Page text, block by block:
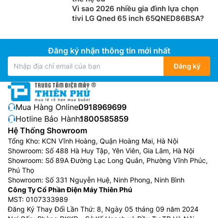
Đây là dòng tivi cao cấp với công nghệ Neo QLED của
như Quantum Matrix, HDR và​​Mini LED Panels đảm bảo
hình ảnh có độ tương phản và độ sáng tuyệt vời. Dòng
tivi Samsung Neo QLED này cũng trang bị công nghệ
âm thanh cao cấp là Object Tracking Sound Pro
(OTSPro) và Dolby Atmos.
Phân loại tivi Samsung theo kích thước
màn hình
Tivi Samsung 32 inch
Tivi Samsung 32 inch
có diện tích nhỏ, dễ dàng di chuyển và lắp đặt ở nhiều
vị trí trong căn phòng. Tivi Samsung 32 inch có giá từ
4 triệu đến hơn 10 triệu đồng.
Vì sao 2026 nhiều gia đình lựa chọn
tivi LG Qned 65 inch 65QNED86BSA?
Đăng ký nhận thông tin mới nhất
Đăng ký
Mua Hàng Online:0918969699
Hotline Bảo Hành:1800585859
Hệ Thống Showroom
Tổng Kho: KCN Vĩnh Hoàng, Quận Hoàng Mai, Hà Nội
Showroom: Số 488 Hà Huy Tập, Yên Viên, Gia Lâm, Hà Nội
Showroom: Số 89A Đường Lạc Long Quân, Phường Vĩnh Phúc,
Phú Thọ
Showroom: Số 331 Nguyễn Huệ, Ninh Phong, Ninh Bình
Công Ty Cổ Phần Điện Máy Thiên Phú
MST: 0107333989
Đăng Ký Thay Đổi Lần Thứ: 8, Ngày 05 tháng 09 năm 2024